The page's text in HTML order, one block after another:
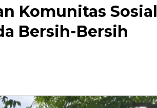
Komunitas Sosial
Bersih-Bersih